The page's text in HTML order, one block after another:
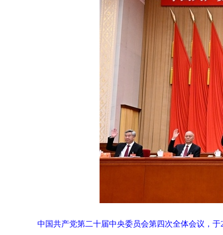
中国共产党第二十届中央委员会第四次全体会议，